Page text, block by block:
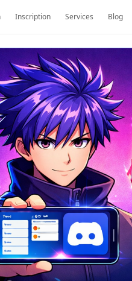
Inscription Services Blog